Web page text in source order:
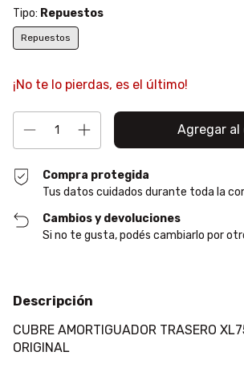
Tipo: Repuestos
Repuestos
¡No te lo pierdas, es el último!
Compra protegida
Tus datos cuidados durante toda la
Cambios y devoluciones
Si no te gusta, podés cambiarlo por
Descripción
CUBRE AMORTIGUADOR TRASERO
ORIGINAL